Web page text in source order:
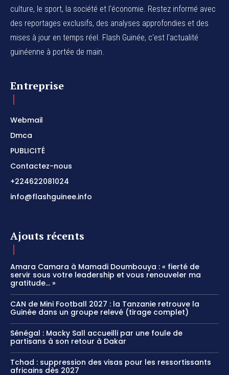
culture, le sport, la société et l'économie. Restez informé avec
des reportages exclusifs, des analyses approfondies et des
mises à jour en temps réel. Flash Guinée, c'est l'actualité
guinéenne à portée de main.
Entreprise
Webmail
Dmca
PUBLICITÉ
Contactez-nous
+224622081024
info@flashguinee.info
Ajouts récents
Amara Camara à Mamadi Doumbouya : « fierté de
servir sous votre leadership et vous renouveler ma
gratitude… »
CAN de Mini Football 2027 : la Tanzanie retrouve la
Guinée dans un groupe relevé (tirage complet)
Sénégal : Macky Sall accueilli par une foule de
partisans à son retour à Dakar
Tchad : suppression des visas pour les ressortissants
africains dès 2027